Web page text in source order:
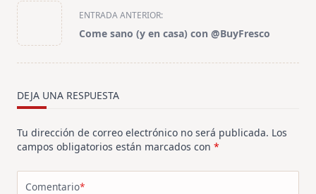
<span
class="nav-
subtitle
screen-
text">Página</span>
ENTRADA ANTERIOR:
Come sano (y en casa) con @BuyFresco
DEJA UNA RESPUESTA
Tu dirección de correo electrónico no será publicada. Los
campos obligatorios están marcados con *
Comentario*